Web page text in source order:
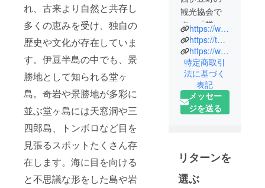
れ、古来より自然と共存し
多くの恵みを受け、独自の
歴史や文化が存在していま
す。伊豆半島の中でも、景
勝地として知られる堂ヶ
島。奇岩や景勝地が多彩に
並ぶ堂ヶ島には天窓洞や三
四郎島、トンボロなど目を
見張るスポットたくさん存
在します。海に目を向ける
と不思議な形をした島や岩
観光協会で
す。「堂ヶ
島温泉郷」
の観光に携
わる人々や
施設、イベ
ント、タイ
ムリーな地
域情報な
報をご紹介
しておりま
す。 西伊豆
https://www.nishiizu-kankou.com/
https://twitter.com/nishiizu_kankou
https://www.instagram.com/nishiizu.kankou/
特定商取引
法に基づく
表記
メッセー
ジを送る
リターンを
選ぶ